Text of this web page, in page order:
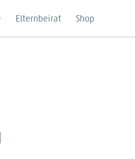
Elternbeirat Shop